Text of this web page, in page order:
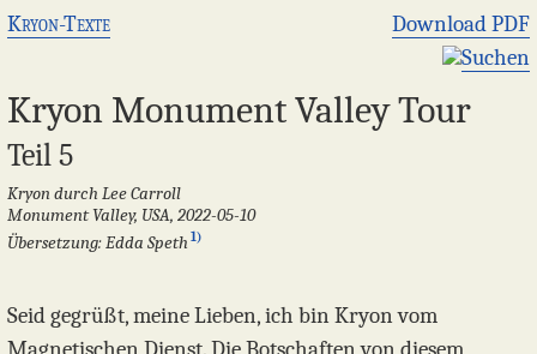
Kryon-Texte
Download PDF
Suchen
Kryon Monument Valley Tour
Teil 5
Kryon durch Lee Carroll
Monument Valley, USA, 2022-05-10
Übersetzung: Edda Speth 1)
Seid gegrüßt, meine Lieben, ich bin Kryon vom